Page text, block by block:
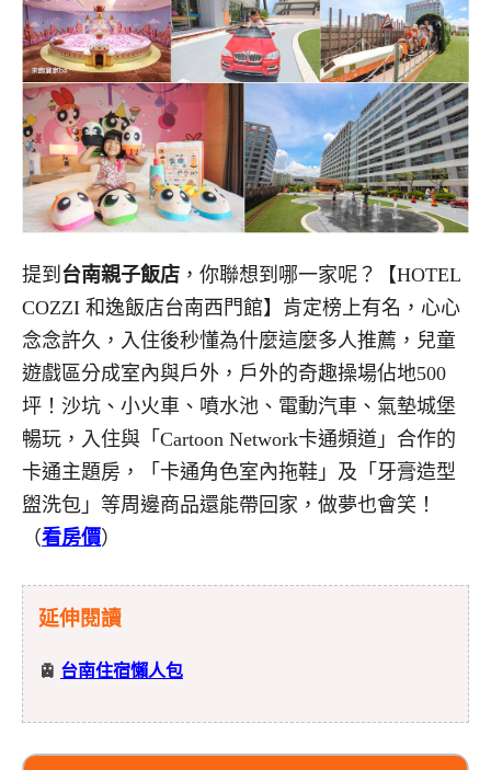
提到 台南親子飯店 ，你聯想到哪一家呢？【HOTEL
COZZI 和逸飯店台南西門館】肯定榜上有名，心心
念念許久，入住後秒懂為什麼這麼多人推薦，兒童
遊戲區分成室內與戶外，戶外的奇趣操場佔地500
坪！沙坑、小火車、噴水池、電動汽車、氣墊城堡
暢玩，入住與「Cartoon Network卡通頻道」合作的
卡通主題房，「卡通角色室內拖鞋」及「牙膏造型
盥洗包」等周邊商品還能帶回家，做夢也會笑！
（看房價）
延伸閱讀
🚊 台南住宿懶人包